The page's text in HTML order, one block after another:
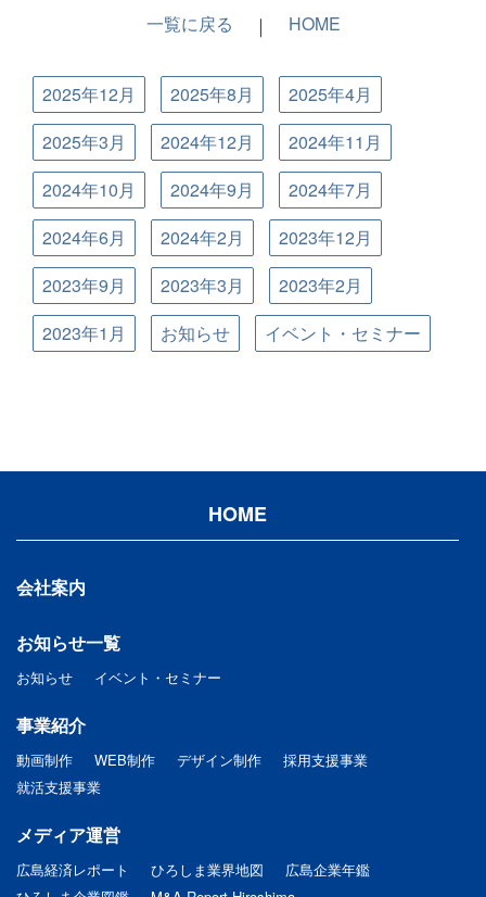
一覧に戻る ｜ HOME
2025年12月 2025年8月
2025年4月
2025年3月
2024年12月
2024年11月
2024年10月
2024年9月
2024年7月
2024年6月
2024年2月
2023年12月
2023年9月
2023年3月
2023年2月
2023年1月
お知らせ イベント・セミナー
HOME
会社案内
お知らせ一覧
お知らせ イベント・セミナー
事業紹介
動画制作 WEB制作 デザイン制作
採用支援事業
就活支援事業
メディア運営
広島経済レポート ひろしま業界地図
広島企業年鑑